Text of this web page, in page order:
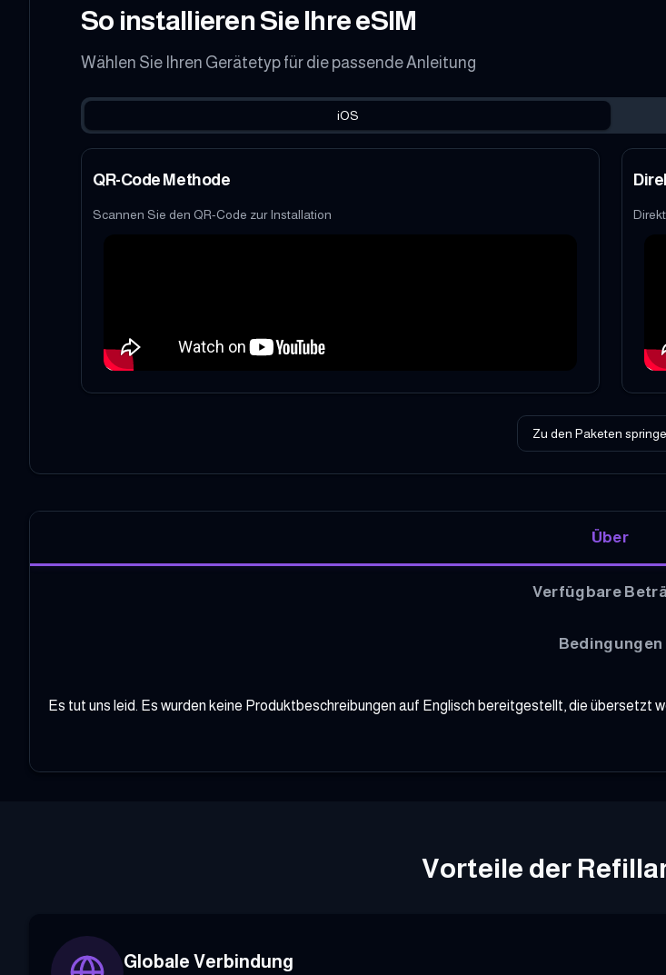
So installieren Sie Ihre eSIM
Wählen Sie Ihren Gerätetyp für die passende Anleitung
iOS
QR-Code Methode
Scannen Sie den QR-Code zur Installation
Zu den Paketen
Über
Verfügbare
Bedingungen
Es tut uns leid. Es wurden keine Produktbeschreibungen auf Englisch bereitgestellt, die übersetzt
Vorteile der
Globale Verbindung